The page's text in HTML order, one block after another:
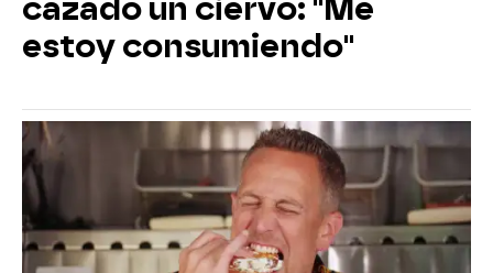
cazado un ciervo: "Me
estoy consumiendo"